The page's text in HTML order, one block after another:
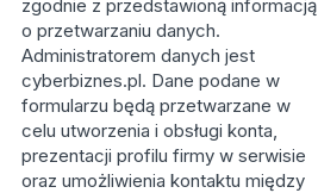
zgodnie z przedstawioną informacją
o przetwarzaniu danych.
Administratorem danych jest
cyberbiznes.pl. Dane podane w
formularzu będą przetwarzane w
celu utworzenia i obsługi konta,
prezentacji profilu firmy w serwisie
oraz umożliwienia kontaktu między